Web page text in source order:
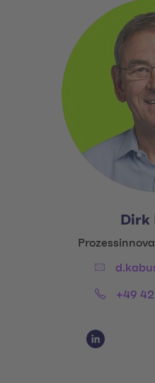
Dirk
Title:
Email:
Phone:+49
Social Media
Social